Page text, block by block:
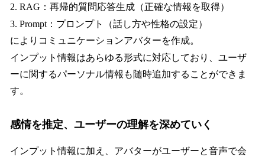
2. RAG：再帰的質問応答生成（正確な情報を取得）
3. Prompt：プロンプト（話し方や性格の設定）
によりコミュニケーションアバターを作成。
インプット情報はあらゆる形式に対応しており、ユーザ
ーに関するパーソナル情報も随時追加することができま
す。
感情を推定、ユーザーの理解を深めていく
インプット情報に加え、アバターがユーザーと音声で会